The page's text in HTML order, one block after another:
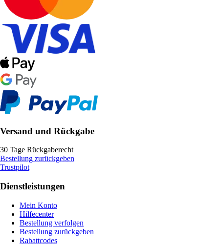
Versand und Rückgabe
30 Tage Rückgaberecht
Bestellung zurückgeben
Trustpilot
Dienstleistungen
Mein Konto
Hilfecenter
Bestellung verfolgen
Bestellung zurückgeben
Rabattcodes